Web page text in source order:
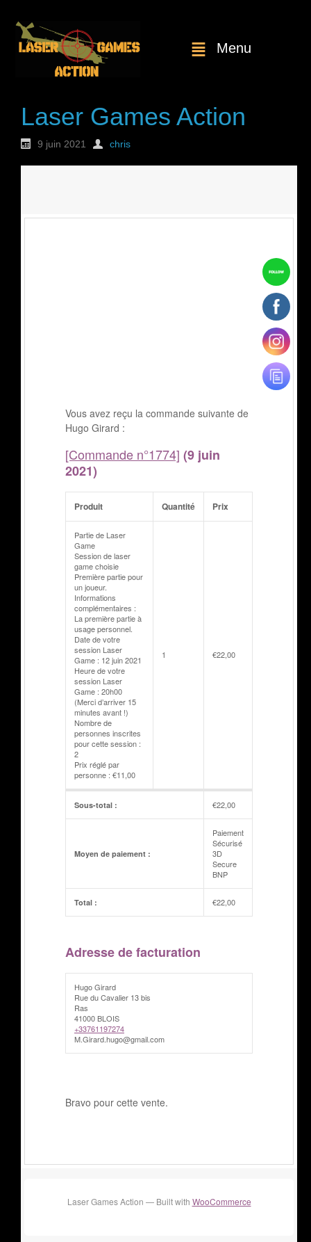
Menu
Laser Games Action
9 juin 2021 chris
Vous avez reçu la commande suivante de
Hugo Girard :
[Commande n°1774] (9 juin
2021)
Produit Quantité Prix
Partie de Laser
Game
Session de laser
game choisie
Première partie pour
un joueur.
Informations
complémentaires :
La première partie à
usage personnel.
Date de votre
session Laser
Game : 12 juin 2021
Heure de votre
session Laser
Game : 20h00
(Merci d’arriver 15
minutes avant !)
Nombre de
personnes inscrites
pour cette session :
2
Prix réglé par
personne : €11,00
1 €22,00
Sous-total : €22,00
Moyen de paiement :
Paiement
Sécurisé
3D
Secure
BNP
Total : €22,00
Adresse de facturation
Hugo Girard
Rue du Cavalier 13 bis
Ras
41000 BLOIS
+33761197274
M.Girard.hugo@gmail.com
Bravo pour cette vente.
Laser Games Action — Built with WooCommerce